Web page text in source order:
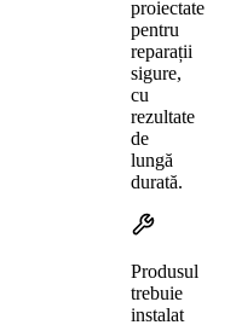
proiectate
pentru
reparații
sigure,
cu
rezultate
de
lungă
durată.
Produsul
trebuie
instalat